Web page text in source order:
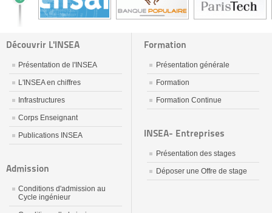
Découvrir L'INSEA
Présentation de l'INSEA
L'INSEA en chiffres
Infrastructures
Corps Enseignant
Publications INSEA
Admission
Conditions d'admission au
Cycle ingénieur
Formation
Présentation générale
Formation
Formation Continue
INSEA- Entreprises
Présentation des stages
Déposer une Offre de stage